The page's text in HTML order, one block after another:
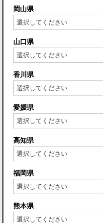
岡山県
山口県
香川県
愛媛県
高知県
福岡県
熊本県